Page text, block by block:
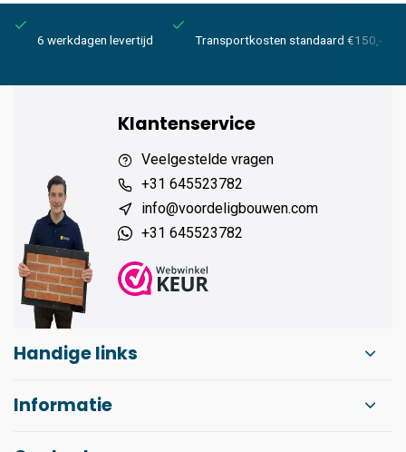
6 werkdagen levertijd Transportkosten standaard €150,-
Klantenservice
Veelgestelde vragen
+31 645523782
info@voordeligbouwen.com
+31 645523782
Handige links
Informatie